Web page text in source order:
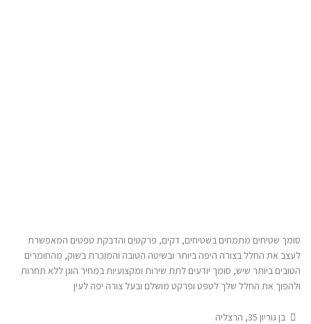
סומך שטיחים מתמחים בשטיחים, דקים, פרקטים והדבקת טפטים המאפשרת
לעצב את החלל בצורה היפה ביותר ובשיטה הטובה והמוכרת בשוק, מהחומרים
הטובים ביותר שיש, סומך יודעים לתת שירות ומקצועיות במחיר הוגן ללא תחרות
ולהפוך את החלל שלך לטפט ופרקט מושלם ובעל צורה יפה לעין
בן גוריון 35, הרצליה